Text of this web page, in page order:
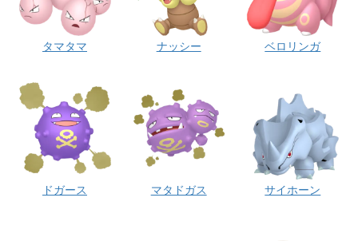
タマタマ ナッシー ベロリンガ
ドガース マタドガス サイホーン